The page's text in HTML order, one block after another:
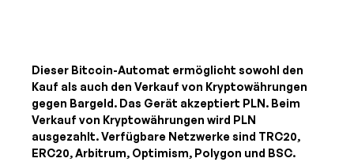
Dieser Bitcoin-Automat ermöglicht sowohl den
Kauf als auch den Verkauf von Kryptowährungen
gegen Bargeld. Das Gerät akzeptiert PLN. Beim
Verkauf von Kryptowährungen wird PLN
ausgezahlt. Verfügbare Netzwerke sind TRC20,
ERC20, Arbitrum, Optimism, Polygon und BSC.